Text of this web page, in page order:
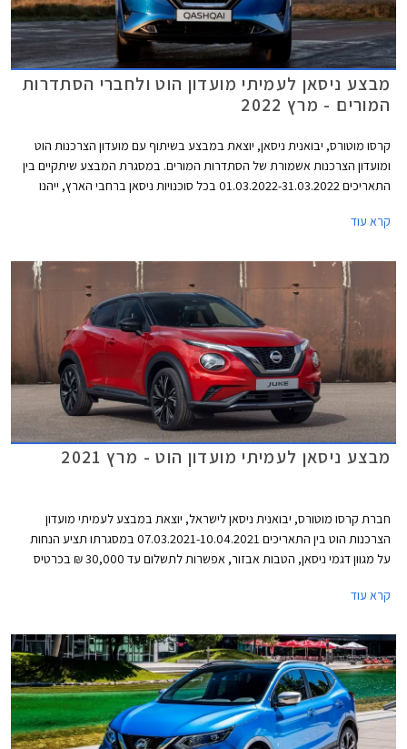
מבצע ניסאן לעמיתי מועדון הוט ולחברי הסתדרות
המורים - מרץ 2022
קרסו מוטורס, יבואנית ניסאן, יוצאת במבצע בשיתוף עם מועדון הצרכנות הוט
ומועדון הצרכנות אשמורת של הסתדרות המורים. במסגרת המבצע שיתקיים בין
התאריכים 01.03.2022-31.03.2022 בכל סוכנויות ניסאן ברחבי הארץ, ייהנו
הרוכשים לרכוש בהנחה את מערכת ניסאן קונקט המאפשרת בין היתר לקבל
ומידע על נוריות חיווי בלוח המחוונים, התרעה מפני שכחת ילדים ברכב, וקבלת
מידע אודות היסטורית הנסיעות.
קרא עוד
מבצע ניסאן לעמיתי מועדון הוט - מרץ 2021
חברת קרסו מוטורס, יבואנית ניסאן לישראל, יוצאת במבצע לעמיתי מועדון
הצרכנות הוט בין התאריכים 07.03.2021-10.04.2021 במסגרתו תציע הנחות
על מגוון דגמי ניסאן, הטבות אבזור, אפשרות לתשלום עד 30,000 ₪ בכרטיס
20% הנחה ברכישת אביזרים בהתקנה מקומית. המבצע יתקיים בכל מרכזיקרא עוד